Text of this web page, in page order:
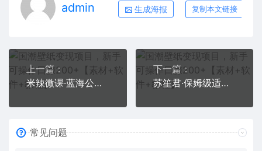
admin 生成海报 复制本文链接
上一篇：
米辣微课·蓝海公众号项目训练营，手把手教你实操运营公众号和小程序变现
下一篇：
苏笙君·保姆级适合小白的睡后收入副业赚钱思路和方法【付费文章】
常见问题